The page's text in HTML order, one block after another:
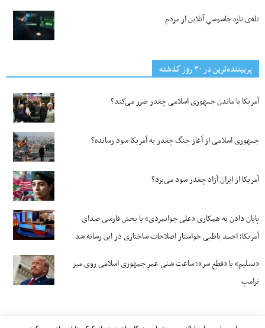
تله‌ی تازه جاسوسیِ آنلاین از مردم
پربیننده‌ترین‌ در ۳۰ روز گذشته
آمریکا با ماندن جمهوری اسلامی چقدر ضرر می‌کند؟
جمهوری اسلامی از آغاز جنگ چقدر به آمریکا سود رسانده؟
آمریکا از ایران آزاد چقدر سود می‌برد؟
پایان دادن به همکاری «علی جوانمردی» با بخش فارسی صدای
آمریکا؛ احمد باطبی خواستار اصلاحات ساختاری در این رسانه شد
«تسلیم» یا «قطع سر»؛ ساعت شنیِ عمرِ جمهوری اسلامی روی میز
ترامپ